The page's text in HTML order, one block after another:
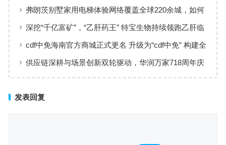
新选择
弗朗茨别墅家用电梯体验网络覆盖全球220余城，如何
实现高效服务响应
深挖“千亿富矿”，“乙肝药王” 特宝生物持续领跑乙肝临
床治愈
cdf中免海南官方商城正式更名 升级为“cdf中免” 构建全
场景购物生态
供应链深耕与场景创新双轮驱动，华润万家718周年庆
发表回复